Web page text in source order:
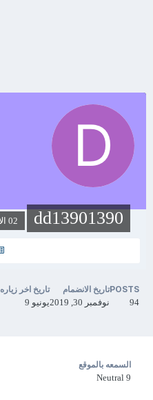
dd13901390 02 الأعضاء
POSTS
94
تاريخ الانضمام
نوفمبر 30, 2019
تاريخ اخر زياره
يونيو 9
السمعه بالموقع
9
Neutral